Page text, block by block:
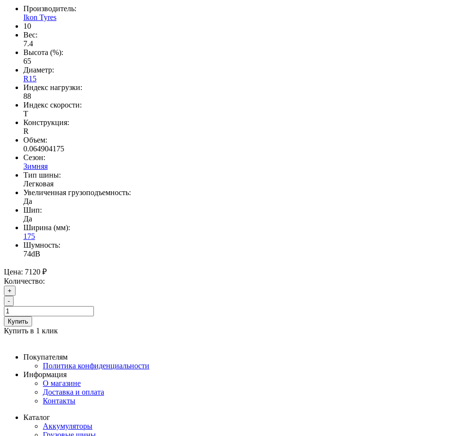
Производитель:
Ikon Tyres
10
Вес:
7.4
Высота (%):
65
Диаметр:
R15
Индекс нагрузки:
88
Индекс скорости:
T
Конструкция:
R
Объем:
0.064904175
Сезон:
Зимняя
Тип шины:
Легковая
Увеличенная грузоподъемность:
Да
Шип:
Да
Ширина (мм):
175
Шумность:
74dB
Цена: 7120 ₽
Количество:
+
-
Купить
Купить в 1 клик
Покупателям
Политика конфиденциальности
Информация
О магазине
Доставка и оплата
Контакты
Каталог
Аккумуляторы